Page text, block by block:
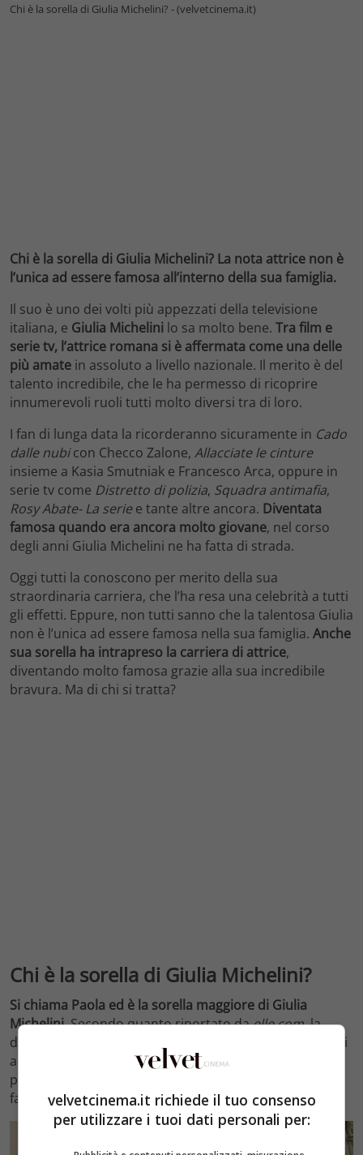
Chi è la sorella di Giulia Michelini? - (velvetcinema.it)
Chi è la sorella di Giulia Michelini? La nota attrice non è
l’unica ad essere famosa all’interno della sua famiglia.
Il suo è uno dei volti più appezzati della televisione
italiana, e Giulia Michelini lo sa molto bene. Tra film e
serie tv, l’attrice romana si è affermata come una delle
più amate in assoluto a livello nazionale. Il merito è del
talento incredibile, che le ha permesso di ricoprire
innumerevoli ruoli tutti molto diversi tra di loro.
I fan di lunga data la ricorderanno sicuramente in Cado
dalle nubicon Checco Zalone, Allacciate le cinture
insieme a Kasia Smutniak e Francesco Arca, oppure in
serie tv come Distretto di polizia, Squadra antimafia,
Rosy Abate- La seriee tante altre ancora. Diventata
famosa quando era ancora molto giovane, nel corso
degli anni Giulia Michelini ne ha fatta di strada.
Oggi tutti la conoscono per merito della sua
straordinaria carriera, che l’ha resa una celebrità a tutti
gli effetti. Eppure, non tutti sanno che la talentosa Giulia
non è l’unica ad essere famosa nella sua famiglia. Anche
sua sorella ha intrapreso la carriera di attrice,
diventando molto famosa grazie alla sua incredibile
bravura. Ma di chi si tratta?
Chi è la sorella di Giulia Michelini?
Si chiama Paola ed è la sorella maggiore di Giulia
Michelini. Secondo quanto riportato daelle.com, la
donna è nata nel 1980 ed è stata la prima ad avvicinarsi
al mondo della recitazione. Solo in seguito la passione
per l’arte ha toccato anche Giulia, che è diventato
famosissima a livello nazionale.
velvetcinema.it richiede il tuo consenso
per utilizzare i tuoi dati personali per: